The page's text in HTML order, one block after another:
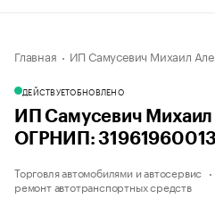
Главная ИП Самусевич Михаил
ДЕЙСТВУЕТОБНОВЛЕНО
ИП Самусевич
ОГРНИП:
Торговля автомобилями и автосервис
ремонт автотранспортных средств